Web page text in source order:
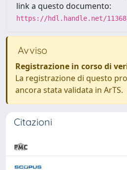
link a questo documento:
https://hdl.handle.net/11368/
Avviso
Registrazione in corso di
La registrazione di questo
ancora stata validata in ArTS.
Citazioni